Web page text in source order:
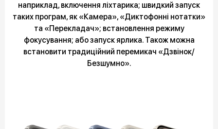
наприклад, включення ліхтарика; швидкий запуск
таких програм, як «Камера», «Диктофонні нотатки»
та «Перекладач»; встановлення режиму
фокусування; або запуск ярлика. Також можна
встановити традиційний перемикач «Дзвінок/
Безшумно».